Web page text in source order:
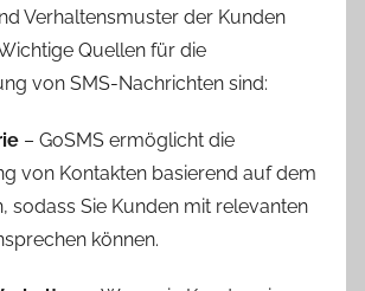
Verhaltensmuster der Kunden
Quellen für die
von SMS-Nachrichten sind:
– GoSMS ermöglicht die
von Kontakten basierend auf dem
sodass Sie Kunden mit relevanten
können.